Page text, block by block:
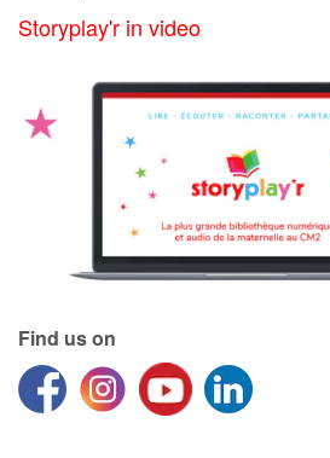
Storyplay'r in video
Find us on